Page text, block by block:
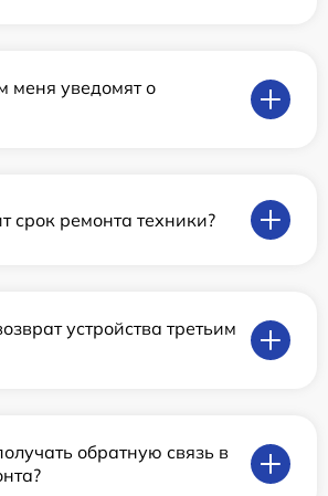
меня уведомят о
срок ремонта техники?
устройства третьим
обратную связь в